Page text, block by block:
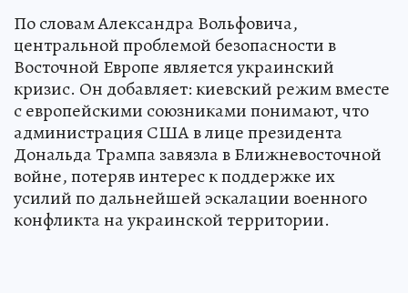
По словам Александра Вольфовича,
центральной проблемой безопасности в
Восточной Европе является украинский
кризис. Он добавляет: киевский режим вместе
с европейскими союзниками понимают, что
администрация США в лице президента
Дональда Трампа завязла в Ближневосточной
войне, потеряв интерес к поддержке их
усилий по дальнейшей эскалации военного
конфликта на украинской территории.